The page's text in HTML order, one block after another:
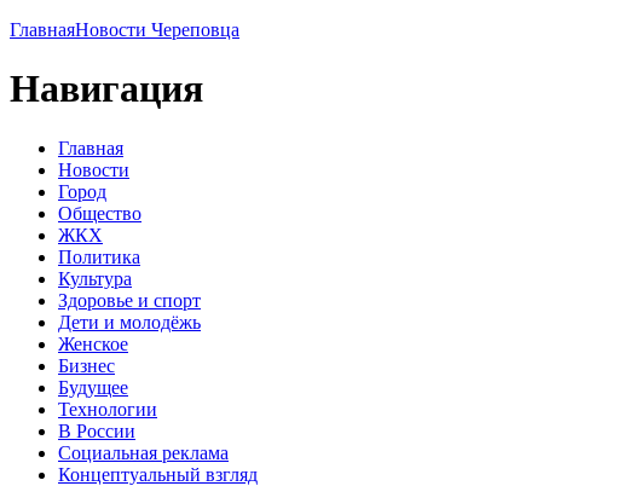
ГлавнаяНовости Череповца
Навигация
Главная
Новости
Город
Общество
ЖКХ
Политика
Культура
Здоровье и спорт
Дети и молодёжь
Женское
Бизнес
Будущее
Технологии
В России
Социальная реклама
Концептуальный взгляд